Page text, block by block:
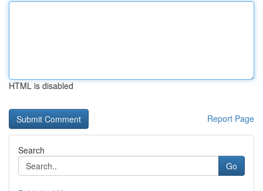
HTML is disabled
Report Page
Search
Go